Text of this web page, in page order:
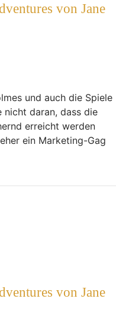
von Jane
und auch die Spiele
nicht daran, dass die
erreicht werden
ein Marketing-Gag
von Jane